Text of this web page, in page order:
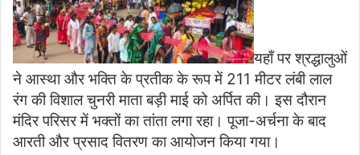
यहाँ पर श्रद्धालुओं
ने आस्था और भक्ति के प्रतीक के रूप में 211 मीटर लंबी लाल
रंग की विशाल चुनरी माता बड़ी माई को अर्पित की। इस दौरान
मंदिर परिसर में भक्तों का तांता लगा रहा। पूजा-अर्चना के बाद
आरती और प्रसाद वितरण का आयोजन किया गया।